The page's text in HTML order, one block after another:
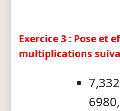
Exercice 3 : Pose et
multiplications